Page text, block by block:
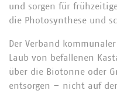
und sorgen für
die Photosynthese und
Der Verband
Laub von befallenen
über die Biotonne oder
entsorgen – nicht auf